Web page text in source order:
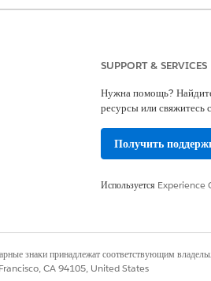
сметы, найдите раздел «Действия Mobile и
SUPPORT & SERVICES
Нужна помощь?
ресурсы или свяжитесь
Получить
Используется Experience
знаки принадлежат соответствующим
CA 94105, United States